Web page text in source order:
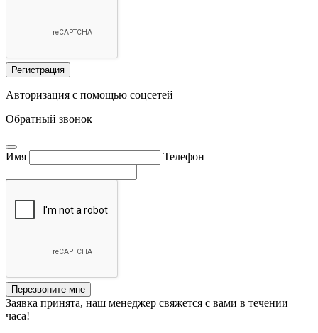
Регистрация
Авторизация с помощью соцсетей
Обратный звонок
Имя Телефон
Перезвоните мне
Заявка принята, наш менеджер свяжется с вами в течении
часа!